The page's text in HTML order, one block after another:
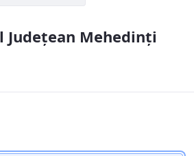
Județean Mehedinți